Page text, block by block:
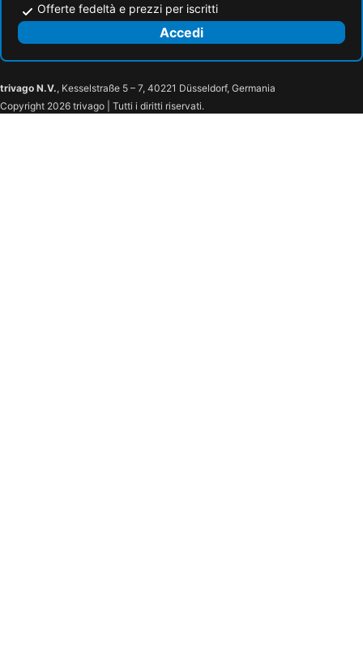
Offerte fedeltà e prezzi per iscritti
Accedi
trivago N.V., Kesselstraße 5 – 7, 40221 Düsseldorf, Germania
Copyright 2026 trivago | Tutti i diritti riservati.